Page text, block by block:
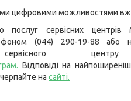
цифровими можливостями
послуг сервісних
(044) 290-19-88 або
сервісного
Відповіді на
на сайті.